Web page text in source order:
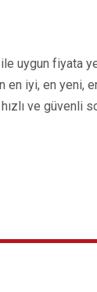
uygun fiyata
en iyi, en
ve güvenli